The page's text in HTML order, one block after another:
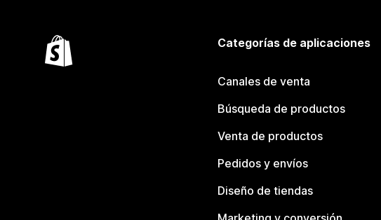
Categorías de aplicaciones
Canales de venta
Búsqueda de productos
Venta de productos
Pedidos y envíos
Diseño de tiendas